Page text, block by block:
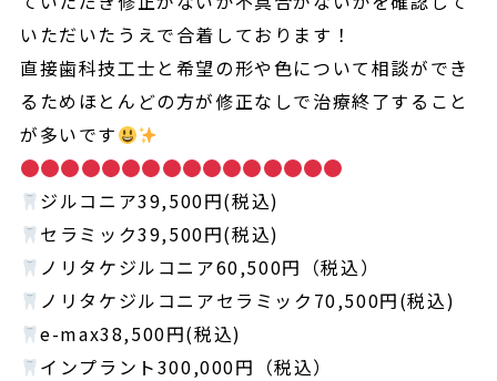
いただいたうえで合着しております！
直接歯科技工士と希望の形や色について相談ができ
るためほとんどの方が修正なしで治療終了すること
が多いです
ジルコニア39,500円(税込)
セラミック39,500円(税込)
ノリタケジルコニア60,500円（税込）
ノリタケジルコニアセラミック70,500円(税込)
e-max38,500円(税込)
インプラント300,000円（税込）